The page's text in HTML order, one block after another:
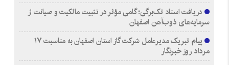
دریافت اسناد تک‌برگی؛ گامی مؤثر در تثبیت مالکیت و صیانت از
سرمایه‌های ذوب‌آهن اصفهان
پیام تبریک مدیرعامل شرکت گاز استان اصفهان به مناسبت ۱۷
مرداد روز خبرنگار